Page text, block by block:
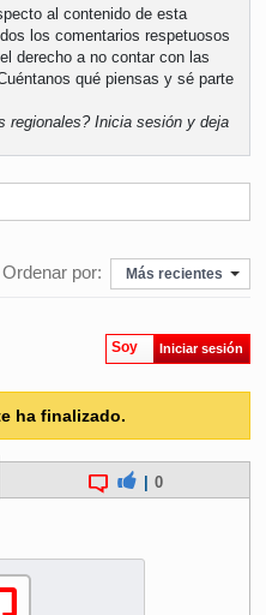
al contenido de esta
los comentarios respetuosos
derecho a no contar con las
qué piensas y sé parte
regionales?Inicia sesión y deja
Ordenar por: Más recientes
Soy Iniciar sesión
ha finalizado.
0